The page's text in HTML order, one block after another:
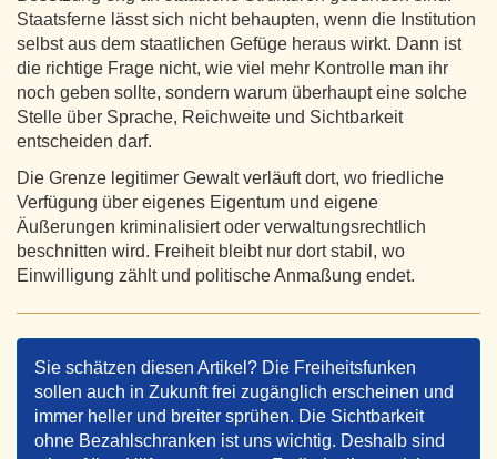
Staatsferne lässt sich nicht behaupten, wenn die Institution
selbst aus dem staatlichen Gefüge heraus wirkt. Dann ist
die richtige Frage nicht, wie viel mehr Kontrolle man ihr
noch geben sollte, sondern warum überhaupt eine solche
Stelle über Sprache, Reichweite und Sichtbarkeit
entscheiden darf.
Die Grenze legitimer Gewalt verläuft dort, wo friedliche
Verfügung über eigenes Eigentum und eigene
Äußerungen kriminalisiert oder verwaltungsrechtlich
beschnitten wird. Freiheit bleibt nur dort stabil, wo
Einwilligung zählt und politische Anmaßung endet.
Sie schätzen diesen Artikel? Die Freiheitsfunken
sollen auch in Zukunft frei zugänglich erscheinen und
immer heller und breiter sprühen. Die Sichtbarkeit
ohne Bezahlschranken ist uns wichtig. Deshalb sind